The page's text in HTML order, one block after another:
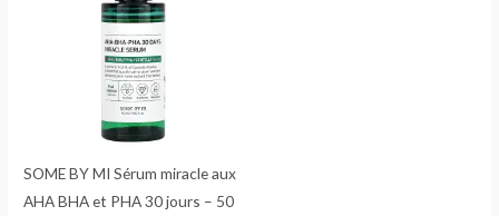
SOME BY MI Sérum miracle aux
AHA BHA et PHA 30 jours – 50